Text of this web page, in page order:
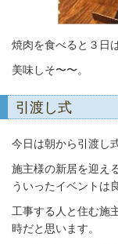
焼肉を食べると３日
美味しそ〜〜。
引渡し式
今日は朝から引渡し
施主様の新居を迎え
ういったイベントは
工事する人と住む施
時だと思います。